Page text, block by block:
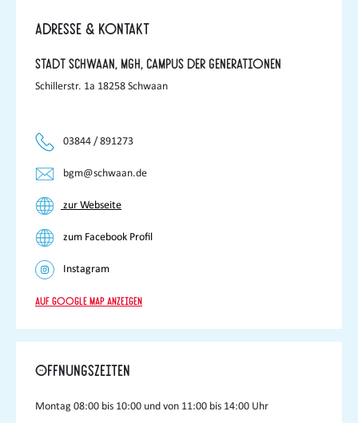
Adresse & Kontakt
Stadt Schwaan, MGH, Campus der Generationen
Schillerstr. 1a 18258 Schwaan
03844 / 891273
bgm@schwaan.de
zur Webseite
zum Facebook Profil
Instagram
Auf Google Map anzeigen
Öffnungszeiten
Montag 08:00 bis 10:00 und von 11:00 bis 14:00 Uhr